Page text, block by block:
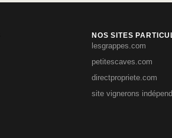
NOS SITES
lesgrappes.com
petitescaves.com
directpropriete.com
site vignerons